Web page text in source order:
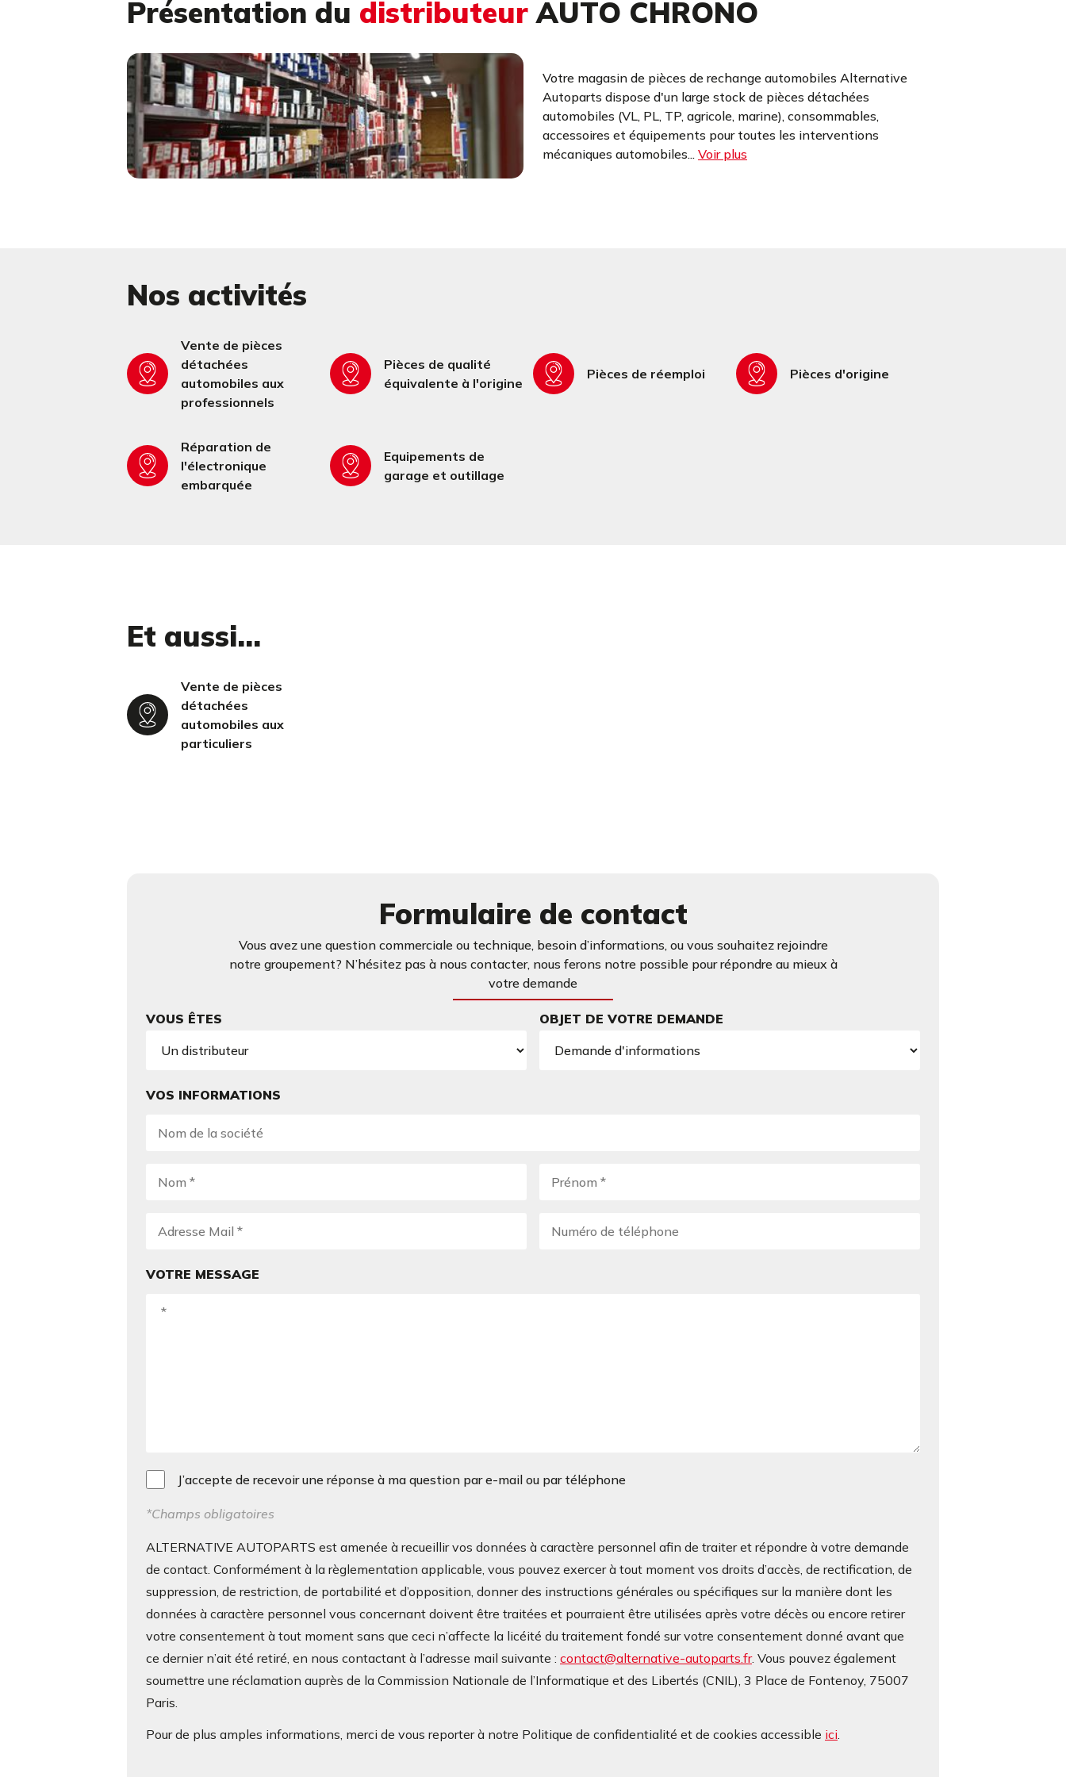
Présentation du distributeur AUTO CHRONO
Votre magasin de pièces de rechange automobiles Alternative
Autoparts dispose d'un large stock de pièces détachées
automobiles (VL, PL, TP, agricole, marine), consommables,
accessoires et équipements pour toutes les interventions
mécaniques automobiles... Voir plus
Nos activités
Vente de pièces
détachées
automobiles aux
professionnels
Pièces de qualité
équivalente à l'origine
Pièces de réemploi Pièces d'origine
Réparation de
l'électronique
embarquée
Equipements de
garage et outillage
Et aussi...
Vente de pièces
détachées
automobiles aux
particuliers
Formulaire de contact
Vous avez une question commerciale ou technique, besoin d’informations, ou vous souhaitez rejoindre
notre groupement? N’hésitez pas à nous contacter, nous ferons notre possible pour répondre au mieux à
votre demande
VOUS ÊTES OBJET DE VOTRE DEMANDE
VOS INFORMATIONS
VOTRE MESSAGE
J’accepte de recevoir une réponse à ma question par e-mail ou par téléphone
*Champs obligatoires
ALTERNATIVE AUTOPARTS est amenée à recueillir vos données à caractère personnel afin de traiter et répondre à votre demande
de contact. Conformément à la règlementation applicable, vous pouvez exercer à tout moment vos droits d’accès, de rectification, de
suppression, de restriction, de portabilité et d’opposition, donner des instructions générales ou spécifiques sur la manière dont les
données à caractère personnel vous concernant doivent être traitées et pourraient être utilisées après votre décès ou encore retirer
votre consentement à tout moment sans que ceci n’affecte la licéité du traitement fondé sur votre consentement donné avant que
ce dernier n’ait été retiré, en nous contactant à l’adresse mail suivante : contact@alternative-autoparts.fr. Vous pouvez également
soumettre une réclamation auprès de la Commission Nationale de l’Informatique et des Libertés (CNIL), 3 Place de Fontenoy, 75007
Paris.
Pour de plus amples informations, merci de vous reporter à notre Politique de confidentialité et de cookies accessible ici.